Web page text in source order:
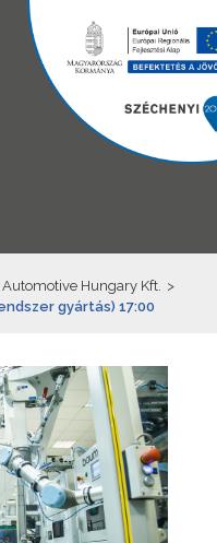
Hungary Kft.
>
gyártás) 17:00